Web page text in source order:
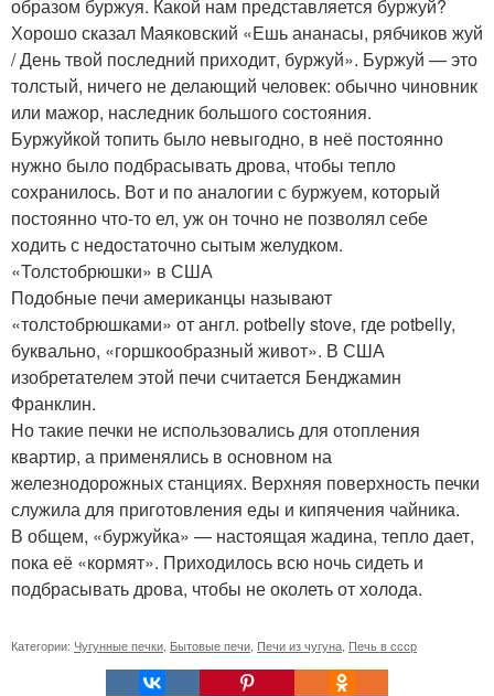
образом буржуя. Какой нам представляется буржуй?
Хорошо сказал Маяковский «Ешь ананасы, рябчиков жуй
/ День твой последний приходит, буржуй». Буржуй — это
толстый, ничего не делающий человек: обычно чиновник
или мажор, наследник большого состояния.
Буржуйкой топить было невыгодно, в неё постоянно
нужно было подбрасывать дрова, чтобы тепло
сохранилось. Вот и по аналогии с буржуем, который
постоянно что-то ел, уж он точно не позволял себе
ходить с недостаточно сытым желудком.
«Толстобрюшки» в США
Подобные печи американцы называют
«толстобрюшками» от англ. potbelly stove, где potbelly,
буквально, «горшкообразный живот». В США
изобретателем этой печи считается Бенджамин
Франклин.
Но такие печки не использовались для отопления
квартир, а применялись в основном на
железнодорожных станциях. Верхняя поверхность печки
служила для приготовления еды и кипячения чайника.
В общем, «буржуйка» — настоящая жадина, тепло дает,
пока её «кормят». Приходилось всю ночь сидеть и
подбрасывать дрова, чтобы не околеть от холода.
Категории: Чугунные печки Бытовые печи Печи из чугуна Печь в ссср